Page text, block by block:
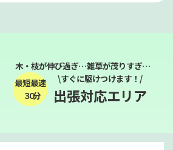
木・枝が伸び過ぎ…雑草が茂りすぎ…
最短最速
３０分
\すぐに駆けつけます！/
出張対応エリア